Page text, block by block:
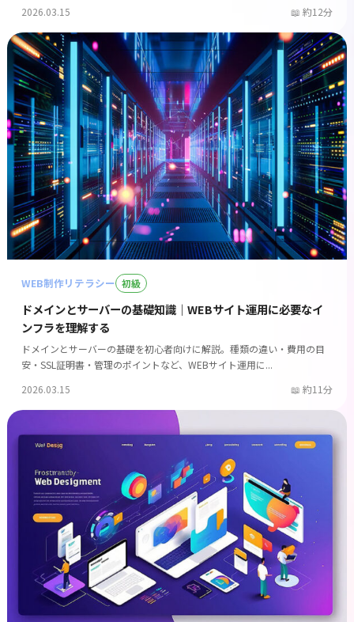
2026.03.15
約12分
WEB制作リテラシー 初級
ドメインとサーバーの基礎知識｜WEBサイト運用に必要なイ
ンフラを理解する
ドメインとサーバーの基礎を初心者向けに解説。種類の違い・費用の目
安・SSL証明書・管理のポイントなど、WEBサイト運用に...
2026.03.15
約11分